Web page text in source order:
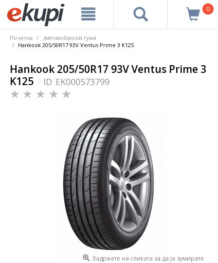
0
Почетна
Автомобилски гуми
Hankook 205/50R17 93V Ventus Prime 3 K125
Hankook 205/50R17 93V Ventus Prime 3
K125
ID EK000573799
Задржете на сликата за да ја зумирате